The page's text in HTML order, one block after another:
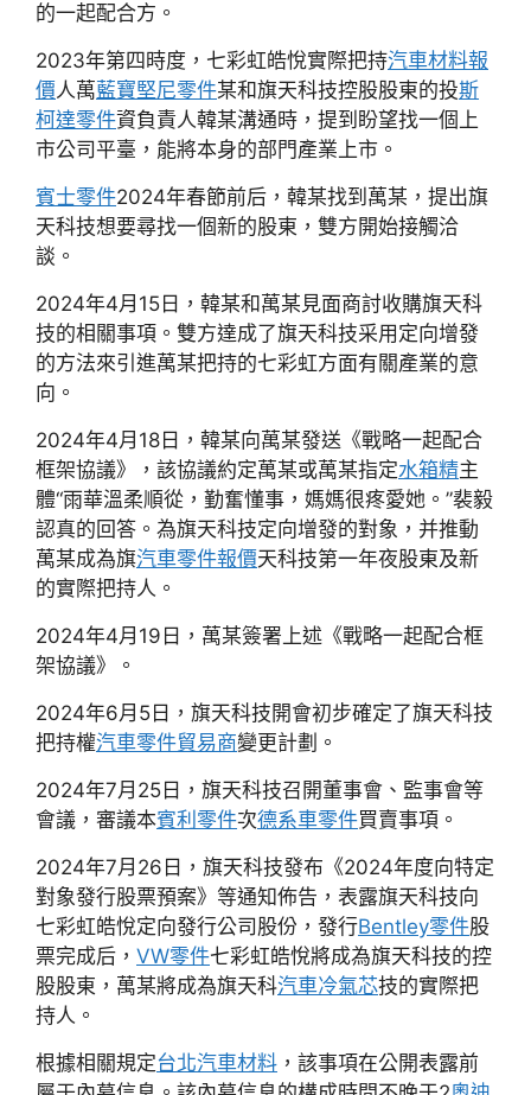
的一起配合方。
2023年第四時度，七彩虹皓悅實際把持汽車材料報
價人萬藍寶堅尼零件某和旗天科技控股股東的投斯
柯達零件資負責人韓某溝通時，提到盼望找一個上
市公司平臺，能將本身的部門產業上市。
賓士零件2024年春節前后，韓某找到萬某，提出旗
天科技想要尋找一個新的股東，雙方開始接觸洽
談。
2024年4月15日，韓某和萬某見面商討收購旗天科
技的相關事項。雙方達成了旗天科技采用定向增發
的方法來引進萬某把持的七彩虹方面有關產業的意
向。
2024年4月18日，韓某向萬某發送《戰略一起配合
框架協議》，該協議約定萬某或萬某指定水箱精主
體“雨華溫柔順從，勤奮懂事，媽媽很疼愛她。”裴毅
認真的回答。為旗天科技定向增發的對象，并推動
萬某成為旗汽車零件報價天科技第一年夜股東及新
的實際把持人。
2024年4月19日，萬某簽署上述《戰略一起配合框
架協議》。
2024年6月5日，旗天科技開會初步確定了旗天科技
把持權汽車零件貿易商變更計劃。
2024年7月25日，旗天科技召開董事會、監事會等
會議，審議本賓利零件次德系車零件買賣事項。
2024年7月26日，旗天科技發布《2024年度向特定
對象發行股票預案》等通知佈告，表露旗天科技向
七彩虹皓悅定向發行公司股份，發行Bentley零件股
票完成后， VW零件七彩虹皓悅將成為旗天科技的控
股股東，萬某將成為旗天科汽車冷氣芯技的實際把
持人。
根據相關規定台北汽車材料 ，該事項在公開表露前